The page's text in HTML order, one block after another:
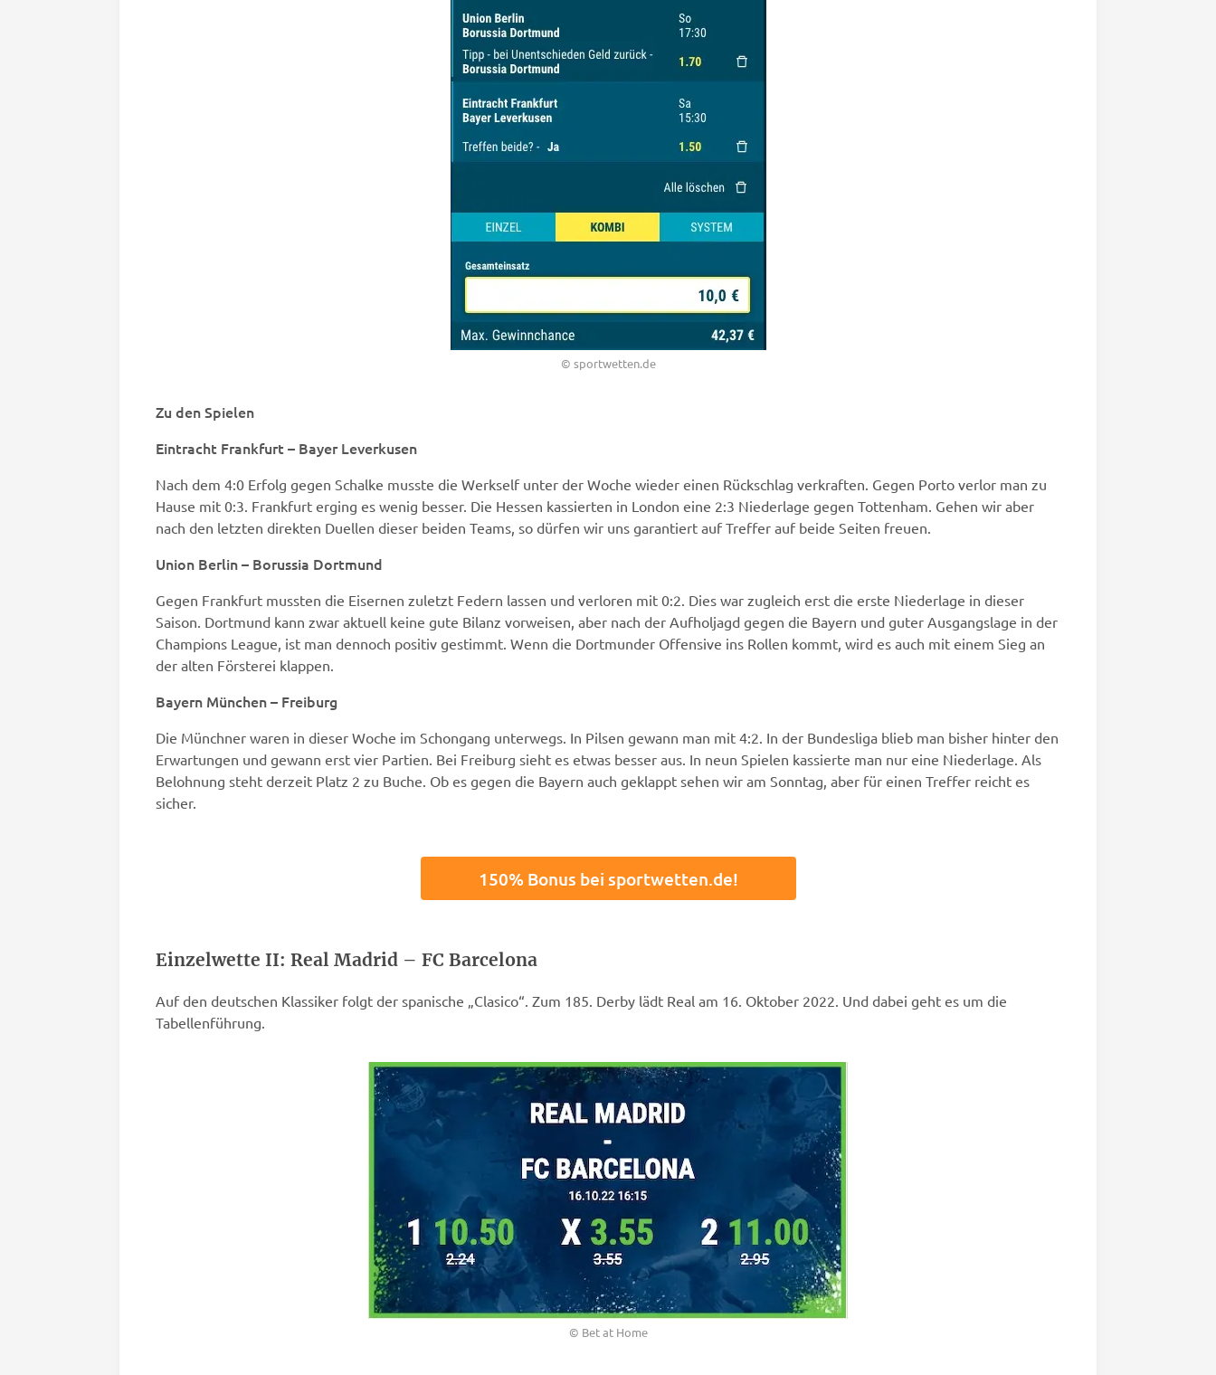
© sportwetten.de
Zu den Spielen
Eintracht Frankfurt – Bayer Leverkusen
Nach dem 4:0 Erfolg gegen Schalke musste die Werkself unter der Woche wieder einen Rückschlag verkraften. Gegen Porto verlor man zu
Hause mit 0:3. Frankfurt erging es wenig besser. Die Hessen kassierten in London eine 2:3 Niederlage gegen Tottenham. Gehen wir aber
nach den letzten direkten Duellen dieser beiden Teams, so dürfen wir uns garantiert auf Treffer auf beide Seiten freuen.
Union Berlin – Borussia Dortmund
Gegen Frankfurt mussten die Eisernen zuletzt Federn lassen und verloren mit 0:2. Dies war zugleich erst die erste Niederlage in dieser
Saison. Dortmund kann zwar aktuell keine gute Bilanz vorweisen, aber nach der Aufholjagd gegen die Bayern und guter Ausgangslage in der
Champions League, ist man dennoch positiv gestimmt. Wenn die Dortmunder Offensive ins Rollen kommt, wird es auch mit einem Sieg an
der alten Försterei klappen.
Bayern München – Freiburg
Die Münchner waren in dieser Woche im Schongang unterwegs. In Pilsen gewann man mit 4:2. In der Bundesliga blieb man bisher hinter den
Erwartungen und gewann erst vier Partien. Bei Freiburg sieht es etwas besser aus. In neun Spielen kassierte man nur eine Niederlage. Als
Belohnung steht derzeit Platz 2 zu Buche. Ob es gegen die Bayern auch geklappt sehen wir am Sonntag, aber für einen Treffer reicht es
sicher.
150% Bonus bei sportwetten.de!
Einzelwette II: Real Madrid – FC Barcelona
Auf den deutschen Klassiker folgt der spanische „Clasico“. Zum 185. Derby lädt Real am 16. Oktober 2022. Und dabei geht es um die
Tabellenführung.
© Bet at Home